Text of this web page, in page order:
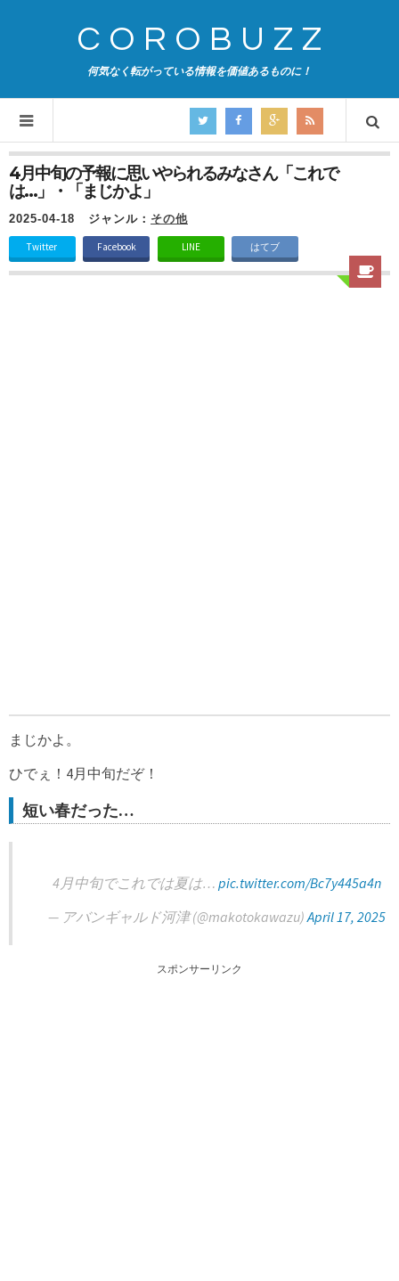
COROBUZZ
何気なく転がっている情報を価値あるものに！
4月中旬の予報に思いやられるみなさん「これで
は…」・「まじかよ」
2025-04-18 ジャンル： その他
Twitter Facebook LINE はてブ
まじかよ。
ひでぇ！4月中旬だぞ！
短い春だった…
4月中旬でこれでは夏は… pic.twitter.com/Bc7y445a4n
— アバンギャルド河津 (@makotokawazu)April 17, 2025
スポンサーリンク